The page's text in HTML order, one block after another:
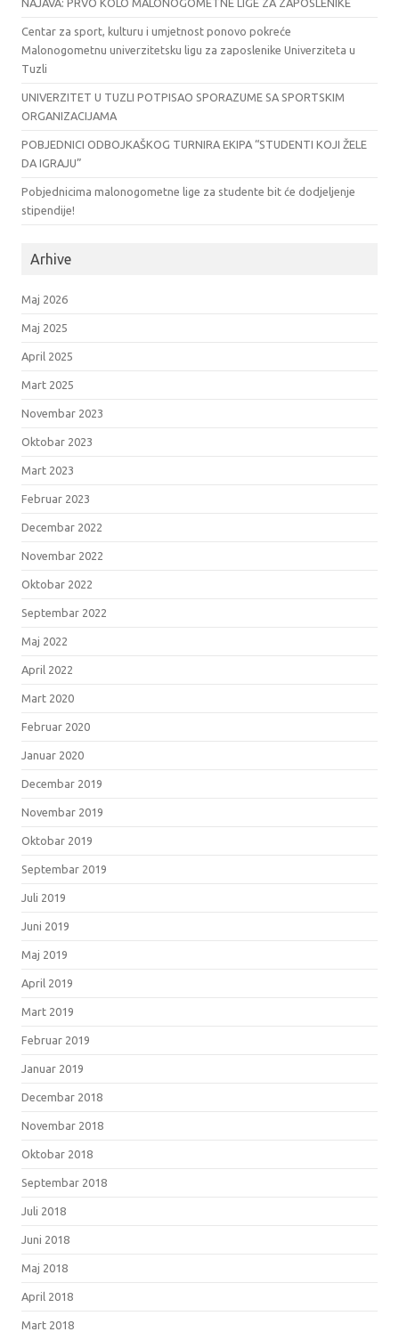
NAJAVA: PRVO KOLO MALONOGOMETNE LIGE ZA ZAPOSLENIKE
Centar za sport, kulturu i umjetnost ponovo pokreće
Malonogometnu univerzitetsku ligu za zaposlenike Univerziteta u
Tuzli
UNIVERZITET U TUZLI POTPISAO SPORAZUME SA SPORTSKIM
ORGANIZACIJAMA
POBJEDNICI ODBOJKAŠKOG TURNIRA EKIPA “STUDENTI KOJI ŽELE
DA IGRAJU”
Pobjednicima malonogometne lige za studente bit će dodjeljenje
stipendije!
Arhive
Maj 2026
Maj 2025
April 2025
Mart 2025
Novembar 2023
Oktobar 2023
Mart 2023
Februar 2023
Decembar 2022
Novembar 2022
Oktobar 2022
Septembar 2022
Maj 2022
April 2022
Mart 2020
Februar 2020
Januar 2020
Decembar 2019
Novembar 2019
Oktobar 2019
Septembar 2019
Juli 2019
Juni 2019
Maj 2019
April 2019
Mart 2019
Februar 2019
Januar 2019
Decembar 2018
Novembar 2018
Oktobar 2018
Septembar 2018
Juli 2018
Juni 2018
Maj 2018
April 2018
Mart 2018